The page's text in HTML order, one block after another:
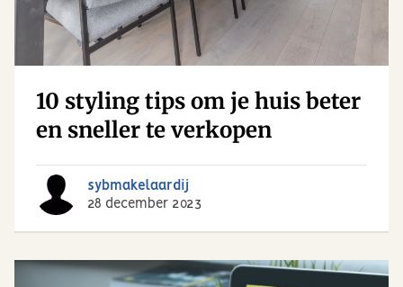
10 styling tips om je huis beter
en sneller te verkopen
sybmakelaardij
28 december 2023